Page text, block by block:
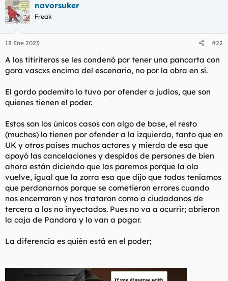
navorsuker
Freak
18 Ene 2023 #22
A los titiriteros se les condenó por tener una pancarta con
gora vascxs encima del escenario, no por la obra en sí.
El gordo podemito lo tuvo por ofender a judíos, que son
quienes tienen el poder.
Estos son los únicos casos con algo de base, el resto
(muchos) lo tienen por ofender a la izquierda, tanto que en
UK y otros países muchos actores y mierda de esa que
apoyó las cancelaciones y despidos de persones de bien
ahora están diciendo que las paremos porque la ola
vuelve, igual que la zorra esa que dijo que todos teníamos
que perdonarnos porque se cometieron errores cuando
nos encerraron y nos trataron como a ciudadanos de
tercera a los no inyectados. Pues no va a ocurrir; abrieron
la caja de Pandora y lo van a pagar.
La diferencia es quién está en el poder;